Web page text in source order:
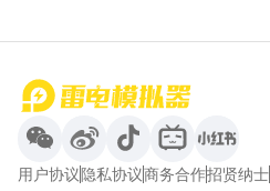
用户协议隐私协议商务合作招贤纳士
首页
微信
微博 抖音 哔哩哔哩